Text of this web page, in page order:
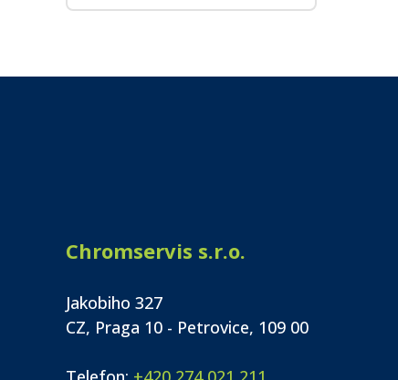
Chromservis s.r.o.
Jakobiho 327
CZ, Praga 10 - Petrovice, 109 00